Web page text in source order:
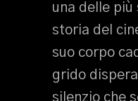
una delle
storia del
suo corpo
grido
silenzio che